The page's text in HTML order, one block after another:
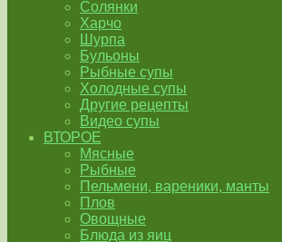
Солянки
Харчо
Шурпа
Бульоны
Рыбные супы
Холодные супы
Другие рецепты
Видео супы
ВТОРОЕ
Мясные
Рыбные
Пельмени, вареники, манты
Плов
Овощные
Блюда из яиц